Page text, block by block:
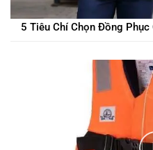
5 Tiêu Chí Chọn Đồng